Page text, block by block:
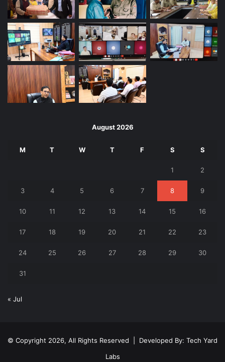
August 2026
M T W T F S S
1 2
3 4 5 6 7 8 9
10 11 12 13 14 15 16
17 18 19 20 21 22 23
24 25 26 27 28 29 30
31
« Jul
© Copyright 2026, All Rights Reserved | Developed By: Tech Yard
Labs